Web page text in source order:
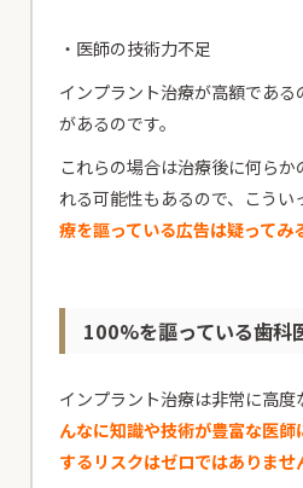
・医師の技術力不足
インプラント治療が高額であ
があるのです。
これらの場合は治療後に何ら
れる可能性もあるので、こうい
療を謳っている広告は疑ってみ
100%を謳っている歯科
インプラント治療は非常に高度
んなに知識や技術が豊富な医
するリスクはゼロではありませ